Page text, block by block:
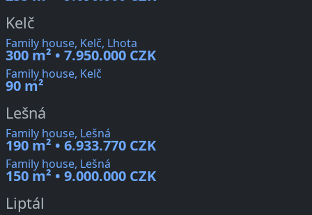
Kelč
Family house, Kelč, Lhota
300 m² • 7.950.000 CZK
Family house, Kelč
90 m²
Lešná
Family house, Lešná
190 m² • 6.933.770 CZK
Family house, Lešná
150 m² • 9.000.000 CZK
Liptál